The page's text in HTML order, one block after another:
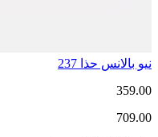
نيو بالانس حذا 237
359.00
709.00